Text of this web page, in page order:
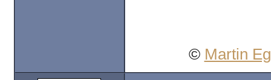
© Martin